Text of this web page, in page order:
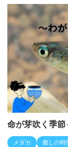
命が芽吹く季節
メダカ 癒しの時